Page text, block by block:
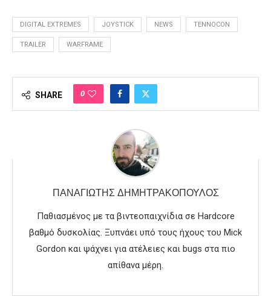
DIGITAL EXTREMES JOYSTICK NEWS TENNOCON
TRAILER WARFRAME
SHARE 0
ΠΑΝΑΓΙΏΤΗΣ ΔΗΜΗΤΡΑΚΌΠΟΥΛΟΣ
Παθιασμένος με τα βιντεοπαιχνίδια σε Hardcore
βαθμό δυσκολίας. Ξυπνάει υπό τους ήχους του Mick
Gordon και ψάχνει για ατέλειες και bugs στα πιο
απίθανα μέρη.